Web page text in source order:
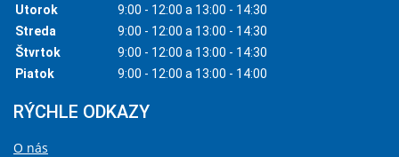
Utorok
9:00 - 12:00 a 13:00 - 14:30
Streda
9:00 - 12:00 a 13:00 - 14:30
Štvrtok
9:00 - 12:00 a 13:00 - 14:30
Piatok
9:00 - 12:00 a 13:00 - 14:00
RÝCHLE ODKAZY
O nás